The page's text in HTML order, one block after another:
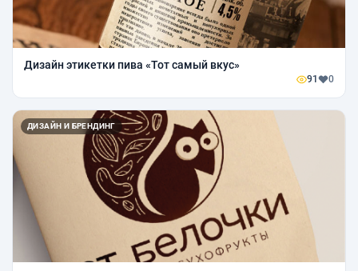
Дизайн этикетки пива «Тот самый вкус»
91 0
ДИЗАЙН И БРЕНДИНГ